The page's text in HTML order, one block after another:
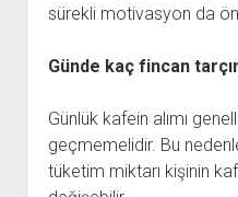
sürekli motivasyon da
Günde kaç fincan
Günlük kafein alımı
geçmemelidir. Bu
tüketim miktarı kişinin